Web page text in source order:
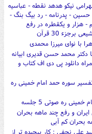
نیکو هدهد نقطه - عباسیه
حسین - پدرنامه - رد بیگ بنگ -
- هزار و یکقطره در رفع
30 قرآن
با نوای میرزا محمدی
دکتر محمد حسن قدیری ابیانه
دانلود پی دی اف کتاب و
سوره حمد امام خمینی ره
ره صوتی 5 جلسه
و رفع چند ماهه بحران
بحران کم آبی
علی نجفی : کار پیچیده تر از